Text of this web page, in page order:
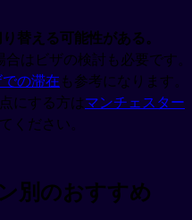
替える可能性がある。
はビザの検討も必要です。
での滞在 も参考になります。
にする方はマンチェスター
ください。
別のおすすめ